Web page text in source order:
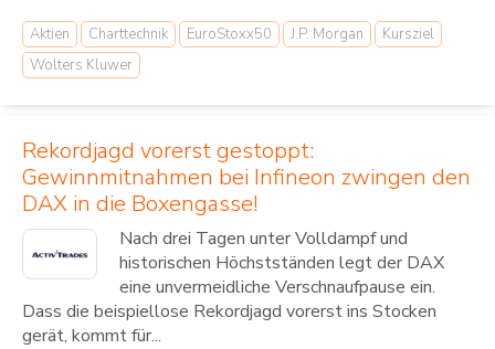
Aktien Charttechnik EuroStoxx50 J.P. Morgan
Kursziel
Wolters Kluwer
Rekordjagd vorerst gestoppt:
Gewinnmitnahmen bei Infineon zwingen den
DAX in die Boxengasse!
Nach drei Tagen unter Volldampf und
historischen Höchstständen legt der DAX
eine unvermeidliche Verschnaufpause ein.
Dass die beispiellose Rekordjagd vorerst ins Stocken
gerät, kommt für...